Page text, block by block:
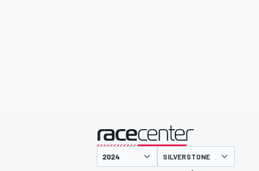
presentato da
SILVERSTONE